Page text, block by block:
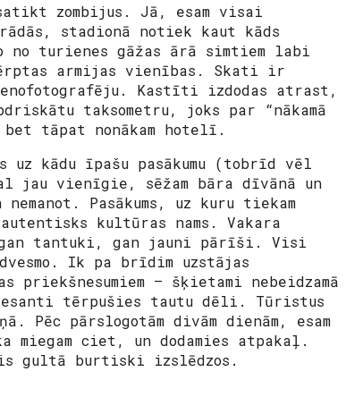
zombijus. Jā, esam visai
stadionā notiek kaut kāds
no turienes gāžas ārā simtiem labi
armijas vienības. Skati ir
Kastīti izdodas atrast,
taksometru, joks par “nākamā
tāpat nonākam hotelī.
kādu īpašu pasākumu (tobrīd vēl
jau vienīgie, sēžam bāra dīvānā un
Pasākums, uz kuru tiekam
kultūras nams. Vakara
tantuki, gan jauni pārīši. Visi
Ik pa brīdim uzstājas
– šķietami nebeidzamā
tērpušies tautu dēli. Tūristus
pārslogotām divām dienām, esam
ciet, un dodamies atpakaļ.
gultā burtiski izslēdzos.